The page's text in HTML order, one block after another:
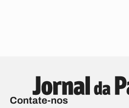
Contate-nos